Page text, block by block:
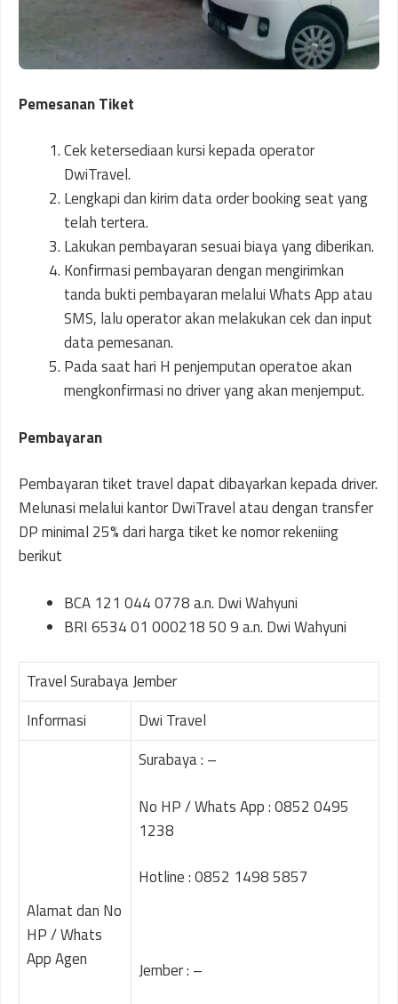
Pemesanan Tiket
Cek ketersediaan kursi kepada operator
DwiTravel.
Lengkapi dan kirim data order booking seat yang
telah tertera.
Lakukan pembayaran sesuai biaya yang diberikan.
Konfirmasi pembayaran dengan mengirimkan
tanda bukti pembayaran melalui Whats App atau
SMS, lalu operator akan melakukan cek dan input
data pemesanan.
Pada saat hari H penjemputan operatoe akan
mengkonfirmasi no driver yang akan menjemput.
Pembayaran
Pembayaran tiket travel dapat dibayarkan kepada driver.
Melunasi melalui kantor DwiTravel atau dengan transfer
DP minimal 25% dari harga tiket ke nomor rekeniing
berikut
BCA 121 044 0778 a.n. Dwi Wahyuni
BRI 6534 01 000218 50 9 a.n. Dwi Wahyuni
Travel Surabaya Jember
Informasi
Dwi Travel
Alamat dan No
HP / Whats
App Agen
Surabaya : –
No HP / Whats App : 0852 0495
1238
Hotline : 0852 1498 5857
Jember : –